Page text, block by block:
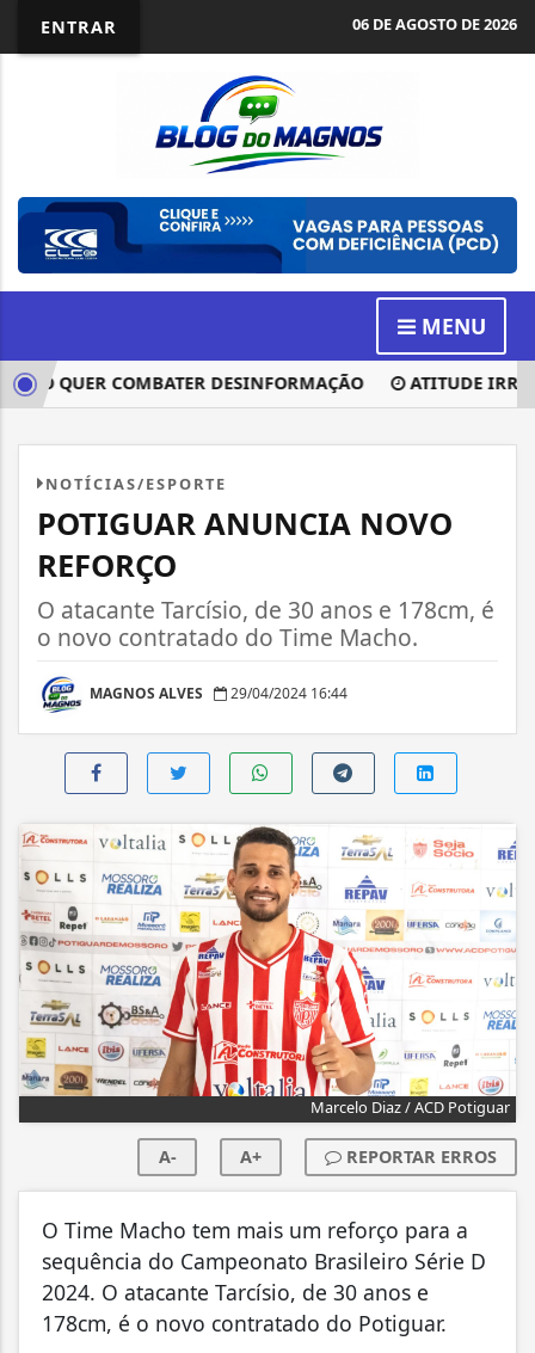
ENTRAR 06 DE AGOSTO DE 2026
MENU
QUER COMBATER DESINFORMAÇÃO ATITUDE
NOTÍCIAS/ESPORTE
POTIGUAR ANUNCIA NOVO
REFORÇO
O atacante Tarcísio, de 30 anos e 178cm, é
o novo contratado do Time Macho.
MAGNOS ALVES 29/04/2024 16:44
Marcelo Diaz / ACD Potiguar
A- A+ REPORTAR ERROS
O Time Macho tem mais um reforço para a
sequência do Campeonato Brasileiro Série D
2024. O atacante Tarcísio, de 30 anos e
178cm, é o novo contratado do Potiguar.